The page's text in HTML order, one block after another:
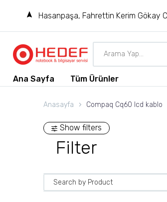
Hasanpaşa, Fahrettin Kerim Gökay
Ana Sayfa Tüm Ürünler
Anasayfa Compaq Cq60 lcd kablo
Show filters
Filter